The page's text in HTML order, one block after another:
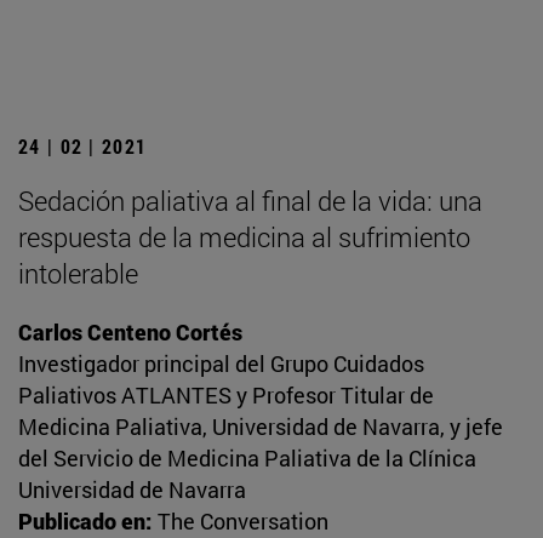
24 | 02 | 2021
Sedación paliativa al final de la vida: una
respuesta de la medicina al sufrimiento
intolerable
Carlos Centeno Cortés
Investigador principal del Grupo Cuidados
Paliativos ATLANTES y Profesor Titular de
Medicina Paliativa, Universidad de Navarra, y jefe
del Servicio de Medicina Paliativa de la Clínica
Universidad de Navarra
Publicado en: The Conversation